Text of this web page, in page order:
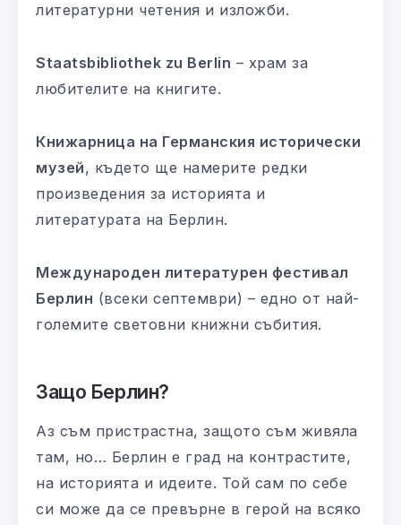
литературни четения и изложби.
Staatsbibliothek zu Berlin – храм за
любителите на книгите.
Книжарница на Германския исторически
музей, където ще намерите редки
произведения за историята и
литературата на Берлин.
Международен литературен фестивал
Берлин (всеки септември) – едно от най-
големите световни книжни събития.
Защо Берлин?
Аз съм пристрастна, защото съм живяла
там, но… Берлин е град на контрастите,
на историята и идеите. Той сам по себе
си може да се превърне в герой на всяко